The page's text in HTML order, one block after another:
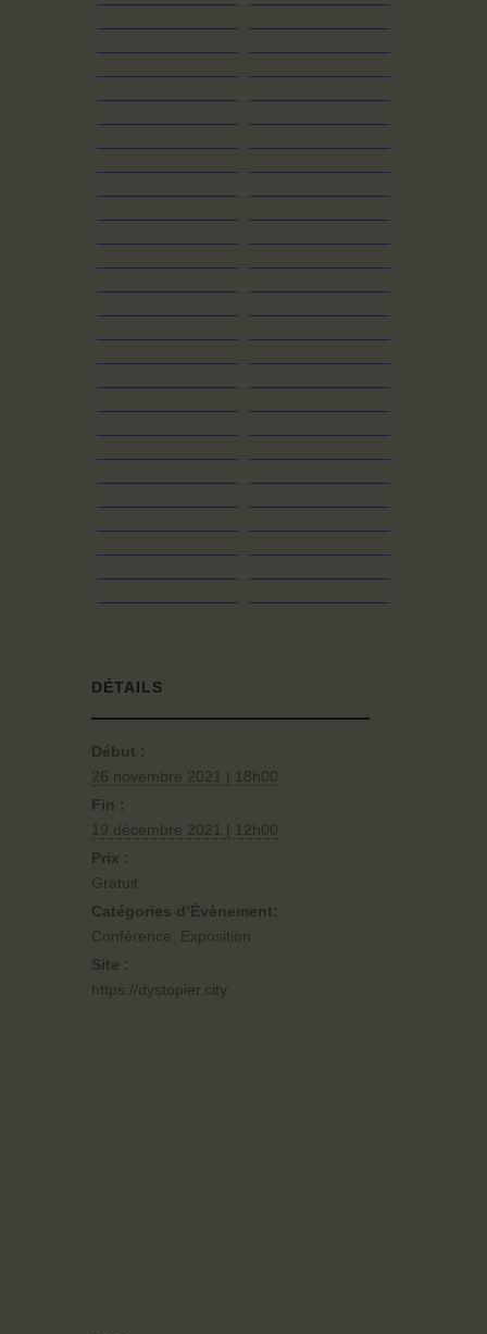
DÉTAILS
Début :
26 novembre 2021 | 18h00
Fin :
19 décembre 2021 | 12h00
Prix :
Gratuit
Catégories d’Évènement:
Conférence
Exposition
Site :
https://dystopier.city